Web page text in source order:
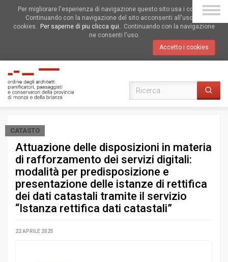
Per migliorare l'esperienza di navigazione questo sito usa i cookies.
Continuando con la navigazione del sito acconsenti all'uso dei
cookies.
Per saperne di piu clicca qui.. Continuando con la navigazione
ne consenti l'uso.
Accetto i cookies
CATASTO
Attuazione delle disposizioni in materia
di rafforzamento dei servizi digitali:
modalità per predisposizione e
presentazione delle istanze di rettifica
dei dati catastali tramite il servizio
“Istanza rettifica dati catastali”
22 APRILE 2025